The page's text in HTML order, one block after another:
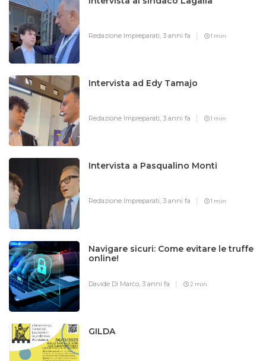
Redazione Impreparati,3 anni fa 1 min
Intervista ad Edy Tamajo
Redazione Impreparati,3 anni fa 1 min
Intervista a Pasqualino Monti
Redazione Impreparati,3 anni fa 1 min
Navigare sicuri: Come evitare le truffe
online!
Davide Di Marco,3 anni fa 2 min
GILDA